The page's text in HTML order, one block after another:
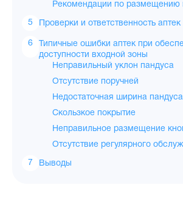
Рекомендации по размещению
Проверки и ответственность аптек
Типичные ошибки аптек при
доступности входной зоны
Неправильный уклон пандуса
Отсутствие поручней
Недостаточная ширина пандуса
Скользкое покрытие
Неправильное размещение
Отсутствие регулярного
Выводы